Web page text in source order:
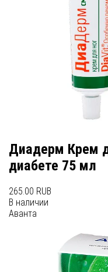
Диадерм Крем
диабете 75 мл
265.00 RUB
В наличии
Аванта